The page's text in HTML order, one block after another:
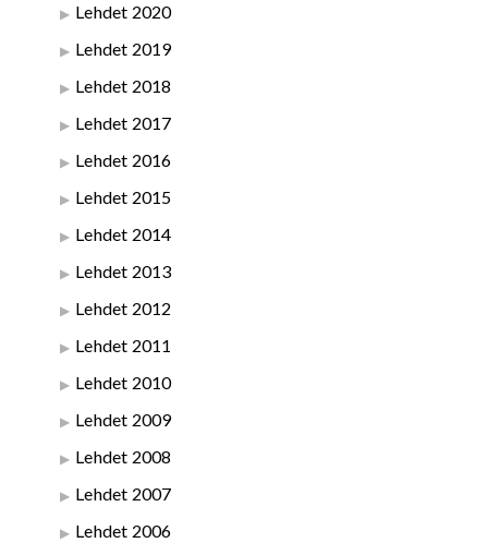
Lehdet 2020
Lehdet 2019
Lehdet 2018
Lehdet 2017
Lehdet 2016
Lehdet 2015
Lehdet 2014
Lehdet 2013
Lehdet 2012
Lehdet 2011
Lehdet 2010
Lehdet 2009
Lehdet 2008
Lehdet 2007
Lehdet 2006